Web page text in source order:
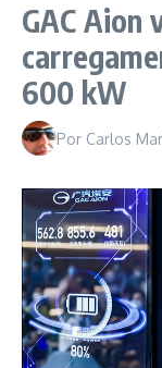
GAC Aion
600 kW
Por Carlos